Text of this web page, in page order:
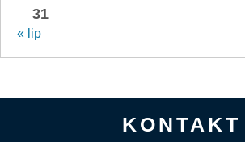
31
« lip
KONTAKT